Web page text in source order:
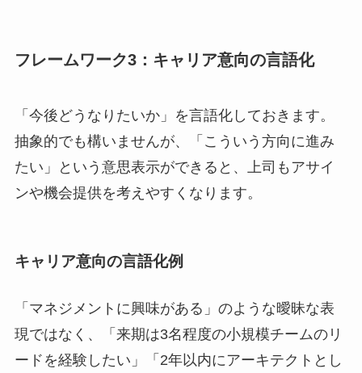
フレームワーク3：キャリア意向の言語化
「今後どうなりたいか」を言語化しておきます。
抽象的でも構いませんが、「こういう方向に進み
たい」という意思表示ができると、上司もアサイ
ンや機会提供を考えやすくなります。
キャリア意向の言語化例
「マネジメントに興味がある」のような曖昧な表
現ではなく、「来期は3名程度の小規模チームのリ
ードを経験したい」「2年以内にアーキテクトとし